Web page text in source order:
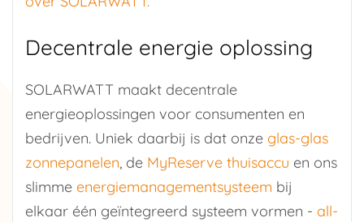
Decentrale energie oplossing
SOLARWATT maakt decentrale
energieoplossingen voor consumenten en
bedrijven. Uniek daarbij is dat onze glas-glas
zonnepanelen, de MyReserve thuisaccu en ons
slimme energiemanagementsysteem bij
elkaar één geïntegreerd systeem vormen - all-